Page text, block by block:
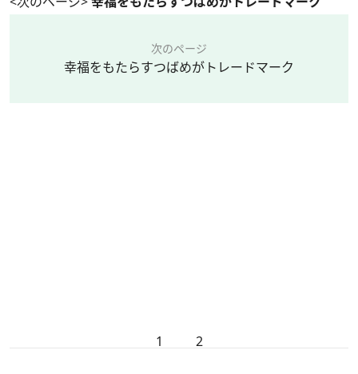
次のページ
幸福をもたらすつばめがトレードマーク
1 2